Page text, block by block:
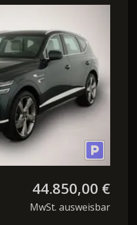
44.850,00 €
MwSt. ausweisbar